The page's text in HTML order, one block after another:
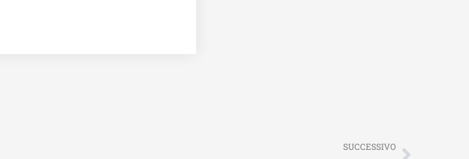
SUCCESSIVO